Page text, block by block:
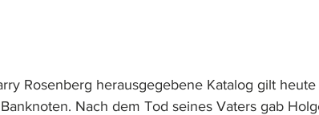
Rosenberg herausgegebene Katalog gilt heute
Nach dem Tod seines Vaters gab